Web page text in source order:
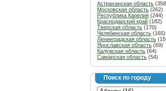
Астраханская область
Московская область (262)
Республика Карелия (244)
Краснодарский край (182)
Тверская область (170)
Челябинская область (165)
Ленинградская область
Ярославская область (69)
Калужская область (64)
Самарская область (54)
Поиск по городу